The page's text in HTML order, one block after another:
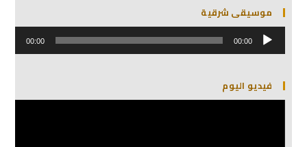
موسيقى شرقية
مشغل
الصوت 00:00
00:00
فيديو اليوم
مشغل